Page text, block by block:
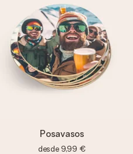
Posavasos
desde 9,99 €